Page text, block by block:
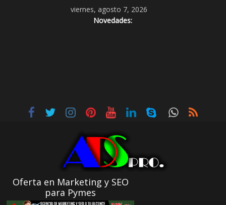
viernes, agosto 7, 2026
Novedades:
Oferta en Marketing y SEO
para Pymes